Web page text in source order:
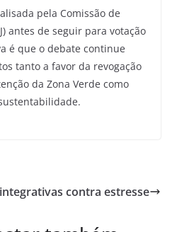
pela Comissão de
antes de seguir para votação
é que o debate continue
tanto a favor da revogação
da Zona Verde como
contra estresse